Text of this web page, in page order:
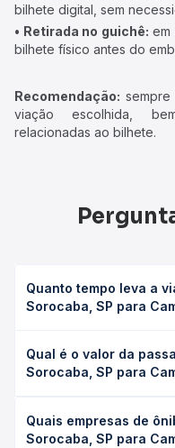
bilhete digital, sem
• Retirada no guichê: em
bilhete físico antes do
Recomendação:
viação escolhida,
relacionadas ao bilhete.
Quanto tempo leva a
Sorocaba, SP para
Grande, PB - TODOS
variar conforme a
duração exata de cada
Qual é o valor da
Sorocaba, SP para
Campina Grande, PB -
identificado e varia
Quais empresas de
Sorocaba, SP para